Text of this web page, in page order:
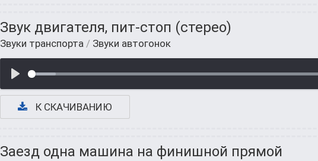
Звук двигателя, пит-стоп (стерео)
Звуки транспорта / Звуки автогонок
К СКАЧИВАНИЮ
Заезд одна машина на финишной прямой